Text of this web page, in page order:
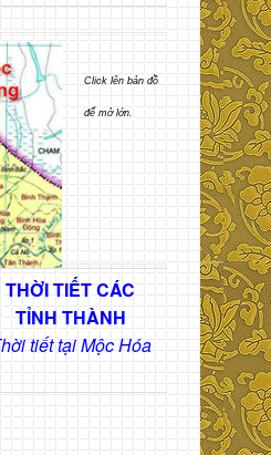
Click lên bản đồ
để mở lớn.
THỜI TIẾT CÁC
TỈNH THÀNH
tiết tại Mộc Hóa